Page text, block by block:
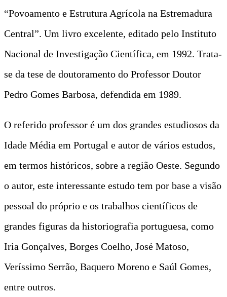
“Povoamento e Estrutura Agrícola na Estremadura
Central”. Um livro excelente, editado pelo Instituto
Nacional de Investigação Científica, em 1992. Trata-
se da tese de doutoramento do Professor Doutor
Pedro Gomes Barbosa, defendida em 1989.
O referido professor é um dos grandes estudiosos da
Idade Média em Portugal e autor de vários estudos,
em termos históricos, sobre a região Oeste. Segundo
o autor, este interessante estudo tem por base a visão
pessoal do próprio e os trabalhos científicos de
grandes figuras da historiografia portuguesa, como
Iria Gonçalves, Borges Coelho, José Matoso,
Veríssimo Serrão, Baquero Moreno e Saúl Gomes,
entre outros.